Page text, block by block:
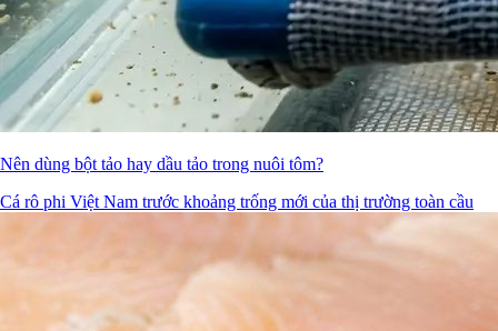
Nên dùng bột tảo hay dầu tảo trong nuôi tôm?
Cá rô phi Việt Nam trước khoảng trống mới của thị trường toàn cầu